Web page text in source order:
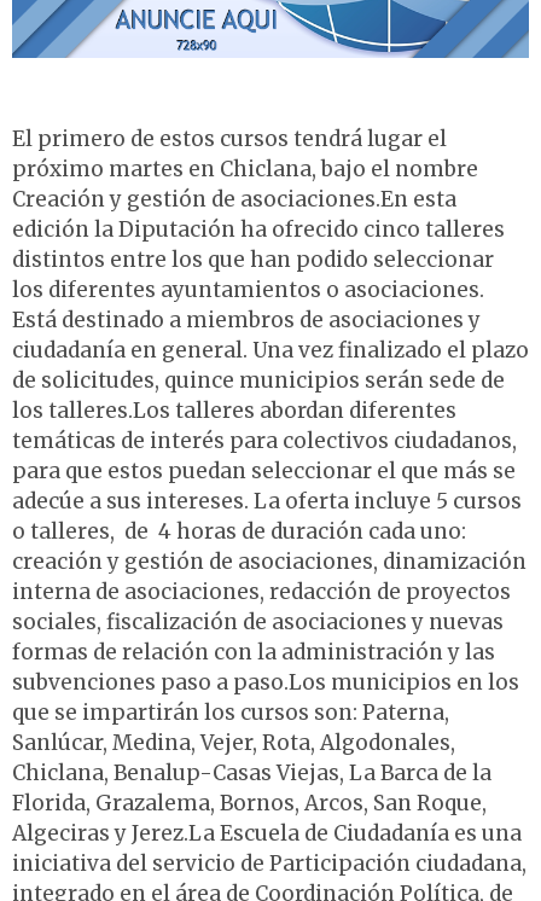
El primero de estos cursos tendrá lugar el
próximo martes en Chiclana, bajo el nombre
Creación y gestión de asociaciones.En esta
edición la Diputación ha ofrecido cinco talleres
distintos entre los que han podido seleccionar
los diferentes ayuntamientos o asociaciones.
Está destinado a miembros de asociaciones y
ciudadanía en general. Una vez finalizado el plazo
de solicitudes, quince municipios serán sede de
los talleres.Los talleres abordan diferentes
temáticas de interés para colectivos ciudadanos,
para que estos puedan seleccionar el que más se
adecúe a sus intereses. La oferta incluye 5 cursos
o talleres, de 4 horas de duración cada uno:
creación y gestión de asociaciones, dinamización
interna de asociaciones, redacción de proyectos
sociales, fiscalización de asociaciones y nuevas
formas de relación con la administración y las
subvenciones paso a paso.Los municipios en los
que se impartirán los cursos son: Paterna,
Sanlúcar, Medina, Vejer, Rota, Algodonales,
Chiclana, Benalup-Casas Viejas, La Barca de la
Florida, Grazalema, Bornos, Arcos, San Roque,
Algeciras y Jerez.La Escuela de Ciudadanía es una
iniciativa del servicio de Participación ciudadana,
integrado en el área de Coordinación Política, de